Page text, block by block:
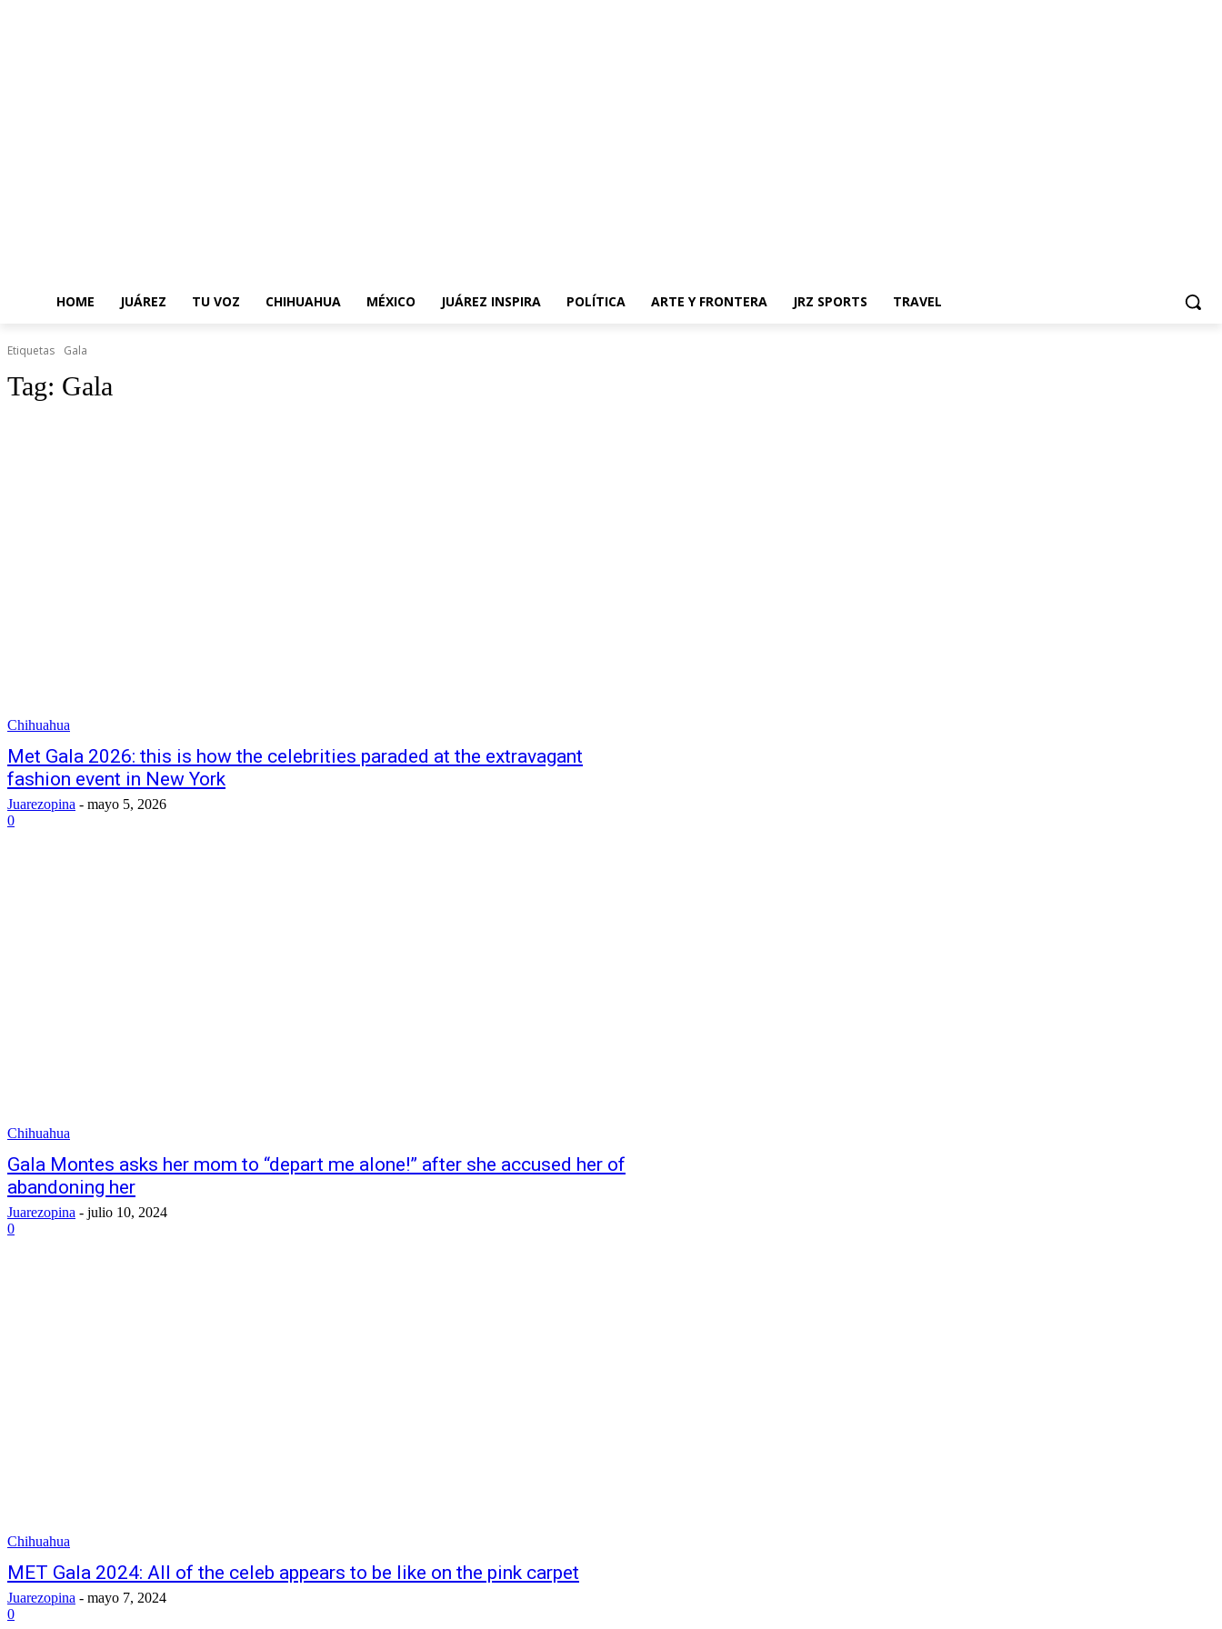
HOME JUÁREZ TU VOZ CHIHUAHUA MÉXICO JUÁREZ INSPIRA POLÍTICA ARTE Y FRONTERA JRZ SPORTS TRAVEL
Etiquetas Gala
Tag: Gala
Chihuahua
Met Gala 2026: this is how the celebrities paraded at the extravagant
fashion event in New York
Juarezopina - mayo 5, 2026
0
Chihuahua
Gala Montes asks her mom to “depart me alone!” after she accused her of
abandoning her
Juarezopina - julio 10, 2024
0
Chihuahua
MET Gala 2024: All of the celeb appears to be like on the pink carpet
Juarezopina - mayo 7, 2024
0